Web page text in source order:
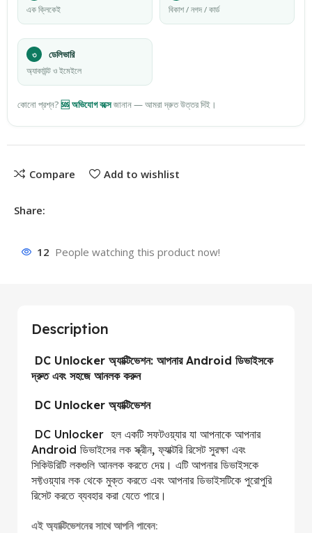
এক ক্লিকেই বিকাশ / নগদ / কার্ড
৩ ডেলিভারি
অ্যাকাউন্ট ও ইমেইলে
কোনো প্রশ্ন?🆘 অভিযোগ বক্সেজানান — আমরা দ্রুত উত্তর দিই।
Compare Add to wishlist
Share:
12 People watching this product now!
Description
DC Unlocker অ্যাক্টিভেশন: আপনার Android ডিভাইসকে
দ্রুত এবং সহজে আনলক করুন
DC Unlocker অ্যাক্টিভেশন
DC Unlocker হল একটি সফটওয়্যার যা আপনাকে আপনার
Android ডিভাইসের লক স্ক্রীন, ফ্যাক্টরি রিসেট সুরক্ষা এবং
সিকিউরিটি লকগুলি আনলক করতে দেয়। এটি আপনার ডিভাইসকে
সফ্টওয়্যার লক থেকে মুক্ত করতে এবং আপনার ডিভাইসটিকে পুরোপুরি
রিসেট করতে ব্যবহার করা যেতে পারে।
এই অ্যাক্টিভেশনের সাথে আপনি পাবেন: